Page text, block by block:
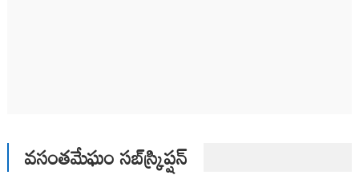
వసంతమేఘం సబ్‌స్క్రిప్షన్